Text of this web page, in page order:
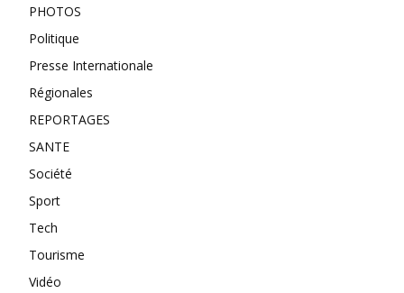
PHOTOS
Politique
Presse Internationale
Régionales
REPORTAGES
SANTE
Société
Sport
Tech
Tourisme
Vidéo